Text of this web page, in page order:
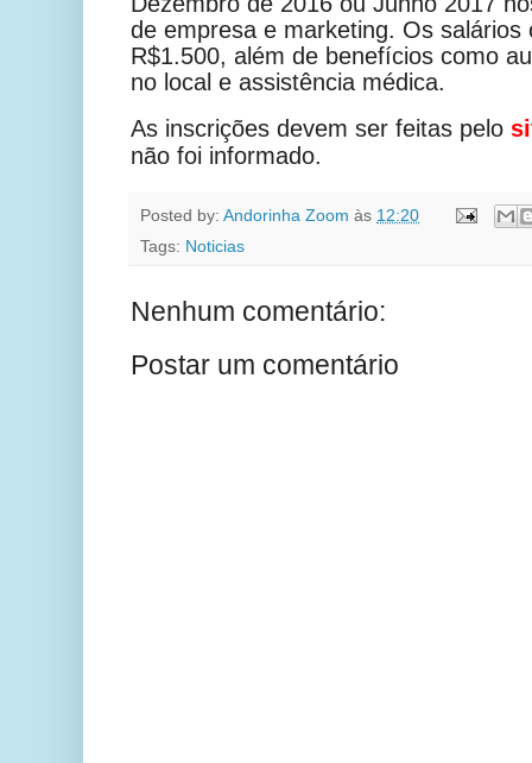
de empresa e marketing. Os salários
R$1.500, além de benefícios como
no local e assistência médica.
As inscrições devem ser feitas pelo
não foi informado.
Posted by: Andorinha Zoom às 12:20
Tags: Noticias
Nenhum comentário:
Postar um comentário